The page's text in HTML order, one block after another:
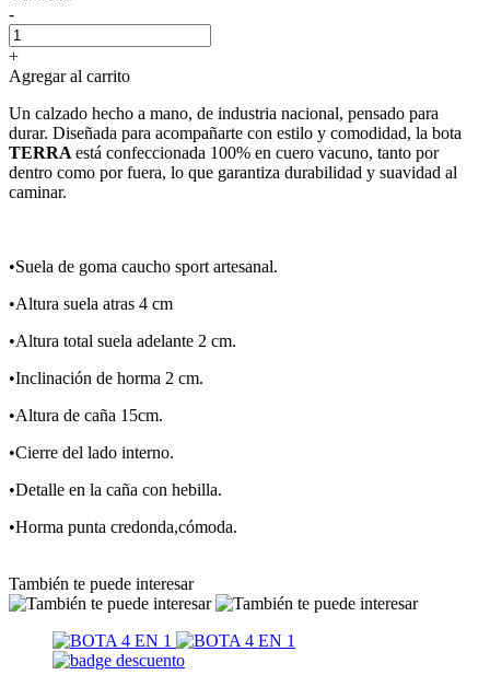
-
+
Agregar al carrito
Un calzado hecho a mano, de industria nacional, pensado para
durar. Diseñada para acompañarte con estilo y comodidad, la bota
TERRA está confeccionada 100% en cuero vacuno, tanto por
dentro como por fuera, lo que garantiza durabilidad y suavidad al
caminar.
•Suela de goma caucho sport artesanal.
•Altura suela atras 4 cm
•Altura total suela adelante 2 cm.
•Inclinación de horma 2 cm.
•Altura de caña 15cm.
•Cierre del lado interno.
•Detalle en la caña con hebilla.
•Horma punta credonda,cómoda.
También te puede interesar